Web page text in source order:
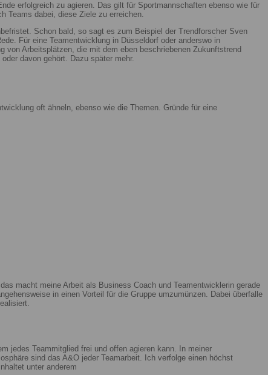
erfolgreich zu agieren. Das gilt für Sportmannschaften ebenso wie für
Teams dabei, diese Ziele zu erreichen.
Schon bald, so sagt es zum Beispiel der Trendforscher Sven
Für eine Teamentwicklung in Düsseldorf oder anderswo in
Arbeitsplätzen, die mit dem eben beschriebenen Zukunftstrend
davon gehört. Dazu später mehr.
oft ähneln, ebenso wie die Themen. Gründe für eine
macht meine Arbeit als Business Coach und Teamentwicklerin gerade
in einen Vorteil für die Gruppe umzumünzen. Dabei überfalle
jedes Teammitglied frei und offen agieren kann. In meiner
sind das A&O jeder Teamarbeit. Ich verfolge einen höchst
unter anderem